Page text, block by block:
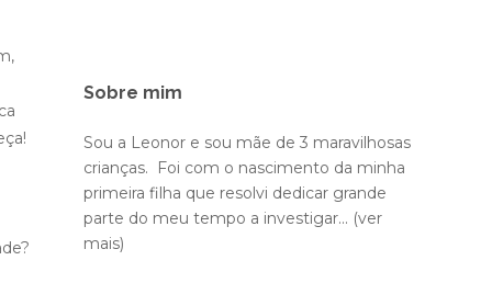
Sobre mim
Sou a Leonor e sou mãe de 3 maravilhosas
crianças. Foi com o nascimento da minha
primeira filha que resolvi dedicar grande
parte do meu tempo a investigar... (ver
mais)